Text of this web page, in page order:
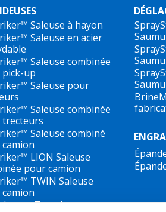
Saleuse à hayon
Saleuse en acier
Saleuse combinée
up
Saleuse pour
Saleuse combinée
Saleuse combiné
LION Saleuse
pour camion
TWIN Saleuse
Tractées et